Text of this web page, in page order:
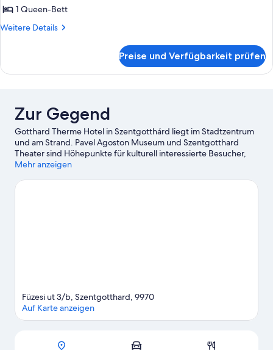
1 Queen-Bett
Weitere Details
Weitere
Doppelzimmer
Preise und Verfügbarkeit prüfen
Zur Gegend
Gotthard Therme Hotel in Szentgotthárd liegt im Stadtzentrum
und am Strand. Pavel Agoston Museum und Szentgotthard
Theater sind Höhepunkte für kulturell interessierte Besucher,
während zu den bekanntesten Sehenswürdigkeiten der Region
verreist mit Kindern? Dann solltest du dir diese Attraktion nicht
Mehr anzeigen
Karte
Füzesi ut 3/b, Szentgotthard, 9970
Auf Karte anzeigen